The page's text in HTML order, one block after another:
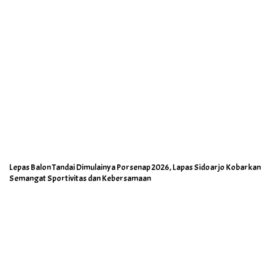
Lepas Balon Tandai Dimulainya Porsenap 2026, Lapas Sidoarjo Kobarkan
Semangat Sportivitas dan Kebersamaan